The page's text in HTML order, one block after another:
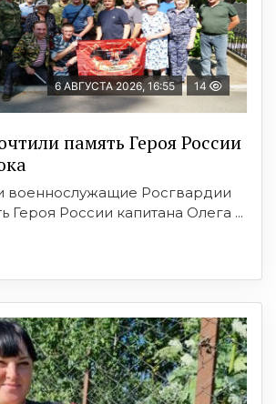
6 АВГУСТА 2026, 16:55 14
память Героя России
военнослужащие Росгвардии
Героя России капитана Олега ...